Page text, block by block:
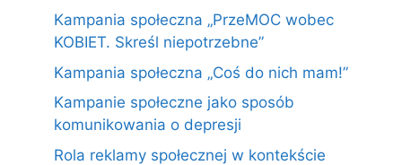
Kampania społeczna „PrzeMOC wobec
KOBIET. Skreśl niepotrzebne”
Kampania społeczna „Coś do nich mam!”
Kampanie społeczne jako sposób
komunikowania o depresji
Rola reklamy społecznej w kontekście